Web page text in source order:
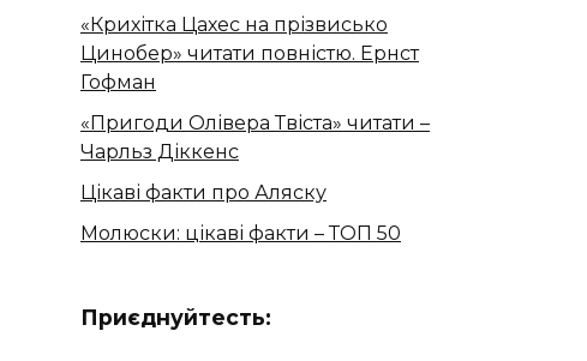
«Крихітка Цахес на прізвисько
Цинобер» читати повністю. Ернст
Гофман
«Пригоди Олівера Твіста» читати –
Чарльз Діккенс
Цікаві факти про Аляску
Молюски: цікаві факти – ТОП 50
Приєднуйтесть: